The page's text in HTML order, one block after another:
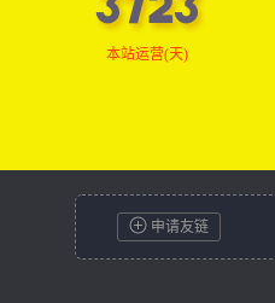
本站运营(天)
申请友链